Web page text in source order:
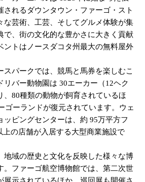
されるダウンタウン・ファーゴ・スト
な芸術、工芸、そしてグルメ体験が集
で、街の文化的な豊かさに大きく貢献
ントはノースダコタ州最大の無料屋外
パークでは、競馬と馬券を楽しむこ
リバー動物園は 30エーカー（12ヘク
、80種類の動物が飼育されているほ
ゴーランドが復元されています。ウェ
ッピングセンターは、約 95万平方フ
上の店舗が入居する大型商業施設で
域の歴史と文化を反映した様々な博
。ファーゴ航空博物館では、第二次世